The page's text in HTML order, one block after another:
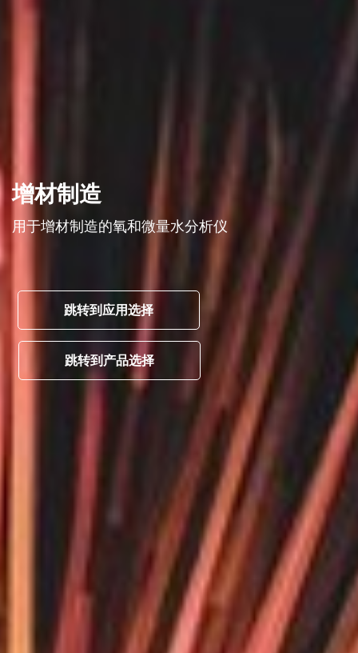
增材制造
用于增材制造的氧和微量水分析仪
跳转到应用选择
跳转到产品选择